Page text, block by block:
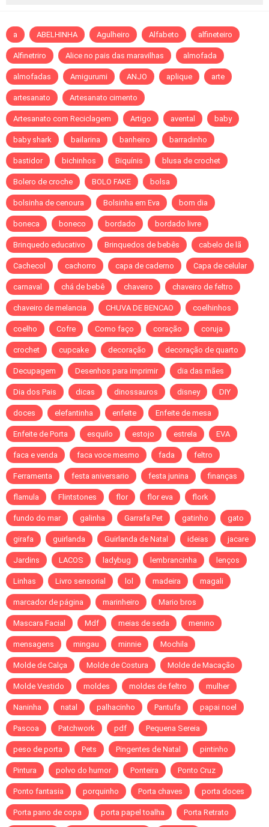
a ABELHINHA Agulheiro Alfabeto alfineteiro
Alfinetriro Alice no pais das maravilhas almofada
almofadas Amigurumi ANJO aplique arte
artesanato Artesanato cimento
Artesanato com Reciclagem Artigo avental baby
baby shark bailarina banheiro barradinho
bastidor bichinhos Biquínis blusa de crochet
Bolero de croche BOLO FAKE bolsa
bolsinha de cenoura Bolsinha em Eva bom dia
boneca boneco bordado bordado livre
Brinquedo educativo Brinquedos de bebês cabelo de lã
Cachecol cachorro capa de caderno Capa de celular
carnaval chá de bebê chaveiro chaveiro de feltro
chaveiro de melancia CHUVA DE BENCAO coelhinhos
coelho Cofre Como faço coração coruja
crochet cupcake decoração decoração de quarto
Decupagem Desenhos para imprimir dia das mães
Dia dos Pais dicas dinossauros disney DIY
doces elefantinha enfeite Enfeite de mesa
Enfeite de Porta esquilo estojo estrela EVA
faca e venda faca voce mesmo fada feltro
Ferramenta festa aniversario festa junina finanças
flamula Flintstones flor flor eva flork
fundo do mar galinha Garrafa Pet gatinho gato
girafa guirlanda Guirlanda de Natal ideias jacare
Jardins LACOS ladybug lembrancinha lenços
Linhas Livro sensorial lol madeira magali
marcador de página marinheiro Mario bros
Mascara Facial Mdf meias de seda menino
mensagens mingau minnie Mochila
Molde de Calça Molde de Costura Molde de Macação
Molde Vestido moldes moldes de feltro mulher
Naninha natal palhacinho Pantufa papai noel
Pascoa Patchwork pdf Pequena Sereia
peso de porta Pets Pingentes de Natal pintinho
Pintura polvo do humor Ponteira Ponto Cruz
Ponto fantasia porquinho Porta chaves porta doces
Porta pano de copa porta papel toalha Porta Retrato